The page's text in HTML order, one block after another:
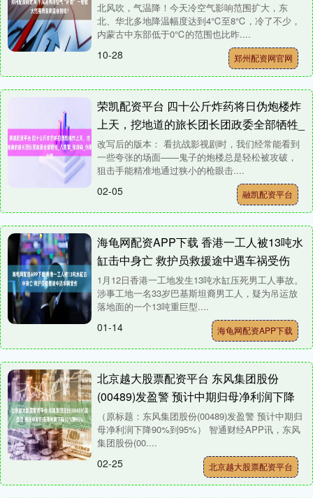
北风吹，气温降！今天冷空气影响范围扩大，东
北、华北多地降温幅度达到4℃至8℃，冷了不少，
内蒙古中东部低于0℃的范围也比昨....
10-28 郑州配资网官网
荣凯配资平台 四十公斤炸药将日伪炮楼炸
上天，挖地道的旅长团长团政委全部牺牲_
八路军_张增林_伪军
改写后的版本： 看抗战影视剧时，我们经常能看到
一些夸张的场面——鬼子的炮楼总是轻松被攻破，
狙击手能精准地通过狭小的枪眼击....
02-05 融凯配资平台
海龟网配资APP下载 香港一工人被13吨水
缸击中身亡 救护员救援途中遇车祸受伤
1月12日香港一工地发生13吨水缸压死男工人事故。
涉事工地一名33岁巴基斯坦裔男工人，疑为吊运放
落地面的一个13吨重巨型....
01-14 海龟网配资APP下载
北京越大股票配资平台 东风集团股份
(00489)发盈警 预计中期归母净利润下降
90%到95%
（原标题：东风集团股份(00489)发盈警 预计中期归
母净利润下降90%到95%） 智通财经APP讯，东风
集团股份(00....
02-25 北京越大股票配资平台